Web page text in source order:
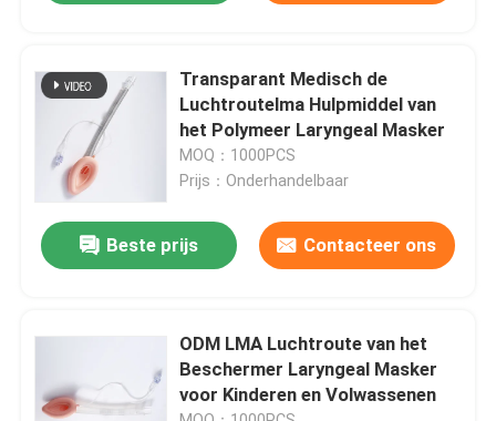
Kwaliteitscontrole
Contacteer ons
Vraag een offerte aan
ET Buisluchtroute
Laryngeal Maskerluchtroute
Transparant Medisch de
Luchtroutelma Hulpmiddel van
het Polymeer Laryngeal Masker
MOQ：1000PCS
Prijs：Onderhandelbaar
Beste prijs Contacteer ons
ODM LMA Luchtroute van het
Beschermer Laryngeal Masker
voor Kinderen en Volwassenen